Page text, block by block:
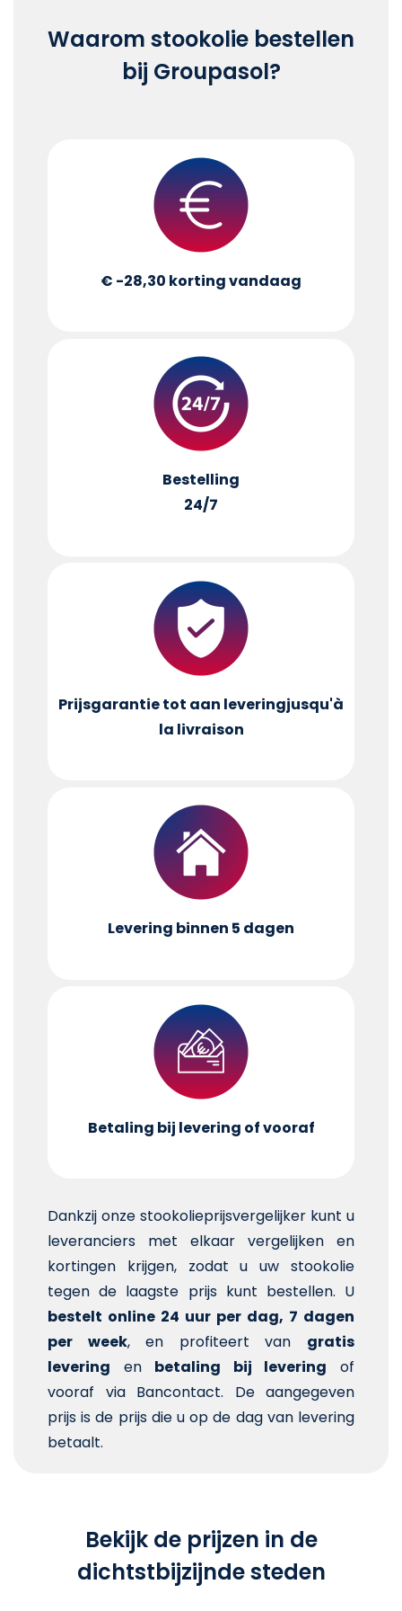
Waarom stookolie bestellen
bij Groupasol?
€ -28,30 korting vandaag
Bestelling
24/7
Prijsgarantie tot aan leveringjusqu'à
la livraison
Levering binnen 5 dagen
Betaling bij levering of vooraf
Dankzij onze stookolieprijsvergelijker kunt u
leveranciers met elkaar vergelijken en
kortingen krijgen, zodat u uw stookolie
tegen de laagste prijs kunt bestellen. U
bestelt online 24 uur per dag, 7 dagen
per week, en profiteert van gratis
levering en betaling bij levering of
vooraf via Bancontact. De aangegeven
prijs is de prijs die u op de dag van levering
betaalt.
Bekijk de prijzen in de
dichtstbijzijnde steden